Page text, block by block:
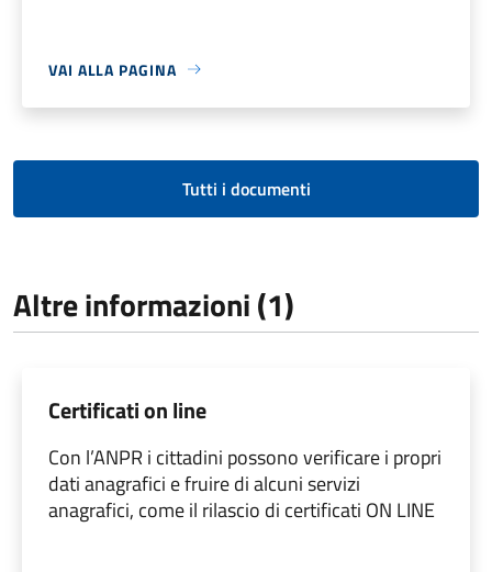
VAI ALLA PAGINA
Tutti i documenti
Altre informazioni (1)
Certificati on line
Con l’ANPR i cittadini possono verificare i propri
dati anagrafici e fruire di alcuni servizi
anagrafici, come il rilascio di certificati ON LINE